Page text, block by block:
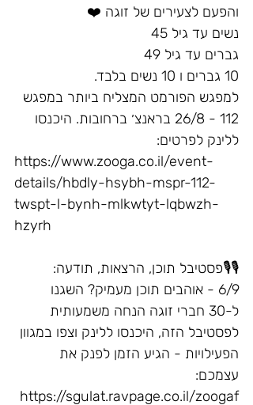
והפעם לצעירים של זוגה ❤️
נשים עד גיל 45
גברים עד גיל 49
10 גברים ו 10 נשים בלבד.
למפגש הפורמט המצליח ביותר במפגש
112 - 26/8 בראנצ׳ ברחובות. היכנסו
ללינק לפרטים:
https://www.zooga.co.il/event-
details/hbdly-hsybh-mspr-112-
twspt-l-bynh-mlkwtyt-lqbwzh-
hzyrh
🎙️🎙️פסטיבל תוכן, הרצאות, תודעה:
6/9 - אוהבים תוכן מעמיק? השגנו
ל-30 חברי זוגה הנחה משמעותית
לפסטיבל הזה, היכנסו ללינק וצפו במגוון
הפעילויות - הגיע הזמן לפנק את
עצמכם:
https://sgulat.ravpage.co.il/zoogaf